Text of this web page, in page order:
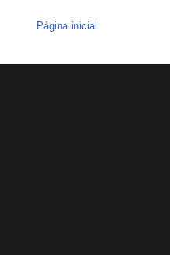
Página inicial